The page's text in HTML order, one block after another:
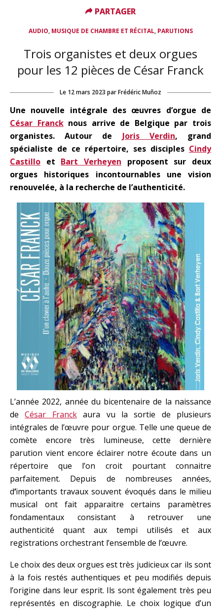
AUDIO, MUSIQUE DE CHAMBRE ET RÉCITAL, PARUTIONS
Trois organistes et deux orgues
pour les 12 pièces de César Franck
Le 12 mars 2023 parFrédéric Muñoz
Une nouvelle intégrale des œuvres d’orgue de
César Francknous arrive de Belgique par trois
organistes. Autour de Joris Verdin, grand
spécialiste de ce répertoire, ses disciples Cindy
Castillo et Bart Verheyen proposent sur deux
orgues historiques incontournables une vision
renouvelée, à la recherche de l’authenticité.
L’année 2022, année du bicentenaire de la naissance
deCésar Franckaura vu la sortie de plusieurs
intégrales de l’œuvre pour orgue. Telle une queue de
comète encore très lumineuse, cette dernière
parution vient encore éclairer notre écoute dans un
répertoire que l’on croit pourtant connaitre
parfaitement. Depuis de nombreuses années,
d‘importants travaux souvent évoqués dans le milieu
musical ont fait apparaitre certains paramètres
fondamentaux consistant à retrouver une
authenticité quant aux tempi utilisés et aux
registrations orchestrant l’ensemble de l’œuvre.
Le choix des deux orgues est très judicieux car ils sont
à la fois restés authentiques et peu modifiés depuis
l’origine dans leur esprit. Ils sont également très peu
représentés en discographie. Le choix logique d’un
PARTAGER
PARTAGER